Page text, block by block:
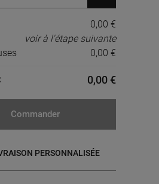
0,00 €
voir à l'étape suivante
0,00 €
0,00 €
Commander
PERSONNALISÉE